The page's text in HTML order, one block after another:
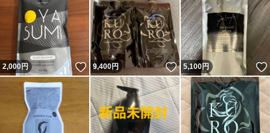
2,000円 いいね！
9,400円 いいね！
5,100円